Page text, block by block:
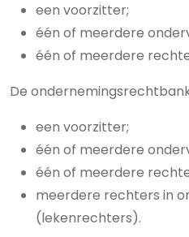
een voorzitter;
één of meerdere
één of meerdere
De
een voorzitter;
één of meerdere
één of meerdere
meerdere rechters in
(lekenrechters).